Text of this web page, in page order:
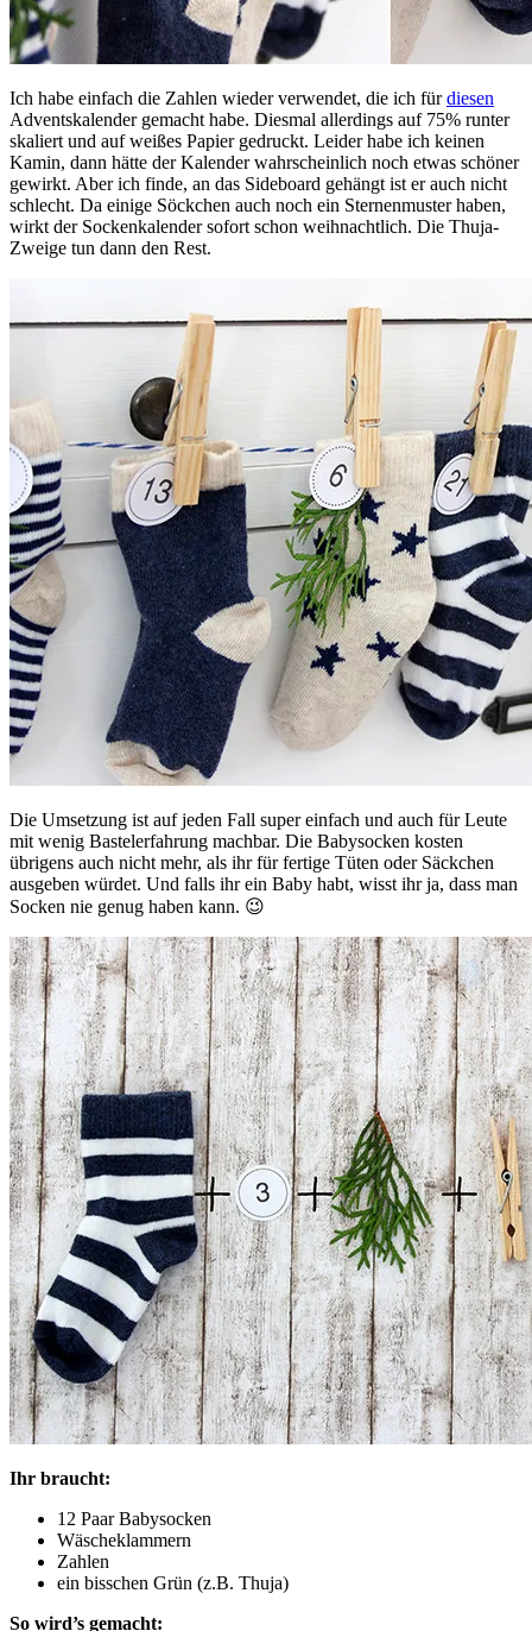
Ich habe einfach die Zahlen wieder verwendet, die ich fürdiesen
Adventskalender gemacht habe. Diesmal allerdings auf 75% runter
skaliert und auf weißes Papier gedruckt. Leider habe ich keinen
Kamin, dann hätte der Kalender wahrscheinlich noch etwas schöner
gewirkt. Aber ich finde, an das Sideboard gehängt ist er auch nicht
schlecht. Da einige Söckchen auch noch ein Sternenmuster haben,
wirkt der Sockenkalender sofort schon weihnachtlich. Die Thuja-
Zweige tun dann den Rest.
Die Umsetzung ist auf jeden Fall super einfach und auch für Leute
mit wenig Bastelerfahrung machbar. Die Babysocken kosten
übrigens auch nicht mehr, als ihr für fertige Tüten oder Säckchen
ausgeben würdet. Und falls ihr ein Baby habt, wisst ihr ja, dass man
Socken nie genug haben kann. 😉
Ihr braucht:
12 Paar Babysocken
Wäscheklammern
Zahlen
ein bisschen Grün (z.B. Thuja)
So wird’s gemacht: